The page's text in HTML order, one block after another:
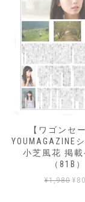
【ワゴンセ
YOUMAGAZINE
小芝風花 掲載
（81B）
¥1,980 元
¥